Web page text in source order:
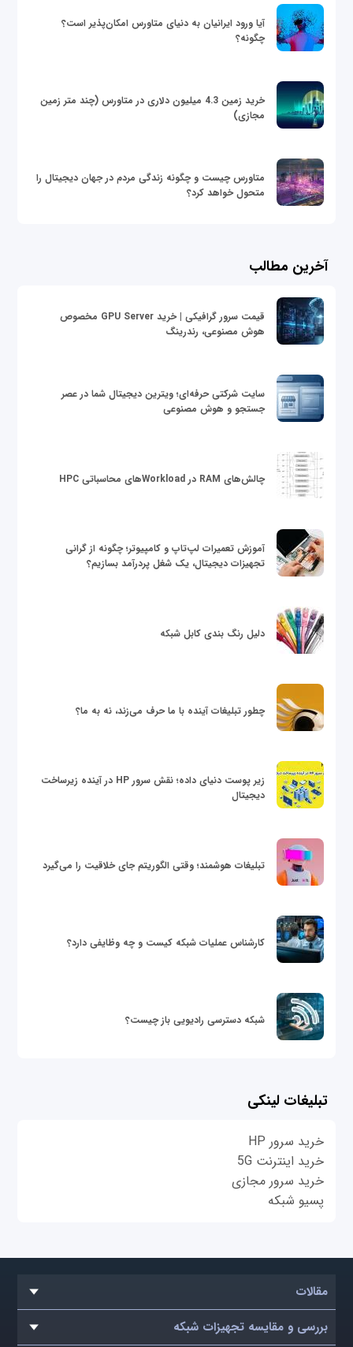
آیا ورود ایرانیان به دنیای متاورس امکان‌پذیر است؟
چگونه؟
خرید زمین 4.3 میلیون دلاری در متاورس (چند متر زمین
مجازی)
متاورس چیست و چگونه زندگی مردم در جهان دیجیتال را
متحول خواهد کرد؟
آخرین مطالب
قیمت سرور گرافیکی | خرید GPU Server مخصوص
هوش مصنوعی، رندرینگ
سایت شرکتی حرفه‌ای؛ ویترین دیجیتال شما در عصر
جستجو و هوش مصنوعی
چالش‌های RAM در Workloadهای محاسباتی HPC
آموزش تعمیرات لپ‌تاپ و کامپیوتر؛ چگونه از گرانی
تجهیزات دیجیتال، یک شغل پردرآمد بسازیم؟
دلیل رنگ بندی کابل شبکه
چطور تبلیغات آینده با ما حرف می‌زند، نه به ما؟
زیر پوست دنیای داده؛ نقش سرور HP در آینده زیرساخت
دیجیتال
تبلیغات هوشمند؛ وقتی الگوریتم جای خلاقیت را می‌گیرد
کارشناس عملیات شبکه کیست و چه وظایفی دارد؟
شبکه دسترسی رادیویی باز چیست؟
تبلیغات لینکی
خرید سرور HP
خرید اینترنت 5G
خرید سرور مجازی
پسیو شبکه
مقالات
بررسی و مقایسه تجهیزات شبکه